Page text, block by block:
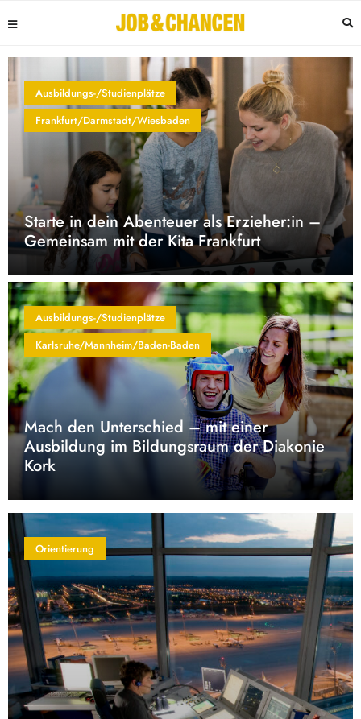
Ausbildungs-/Studienplätze
Frankfurt/Darmstadt/Wiesbaden
Starte in dein Abenteuer als Erzieher:in –
Gemeinsam mit der Kita Frankfurt
Ausbildungs-/Studienplätze
Karlsruhe/Mannheim/Baden-Baden
Mach den Unterschied – mit einer
Ausbildung im Bildungsraum der Diakonie
Kork
Orientierung